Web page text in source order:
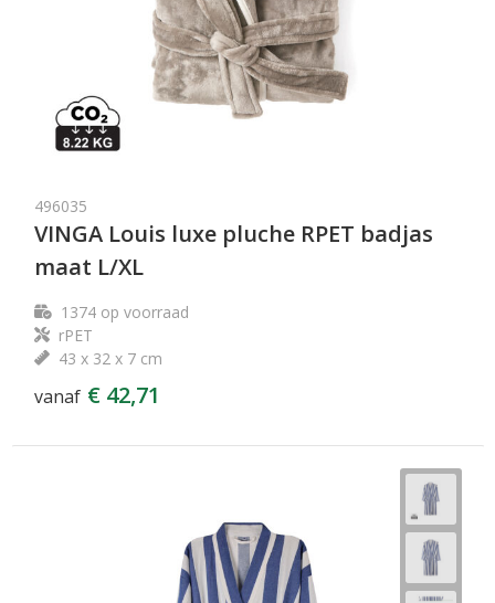
496035
VINGA Louis luxe pluche RPET badjas
maat L/XL
1374op voorraad
rPET
43 x 32 x 7 cm
vanaf € 42,71